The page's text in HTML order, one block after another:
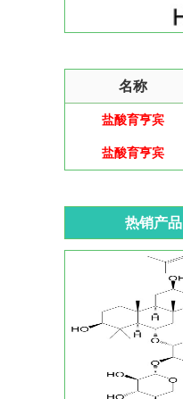
名称
盐酸育亨宾
盐酸育亨宾
热销产品